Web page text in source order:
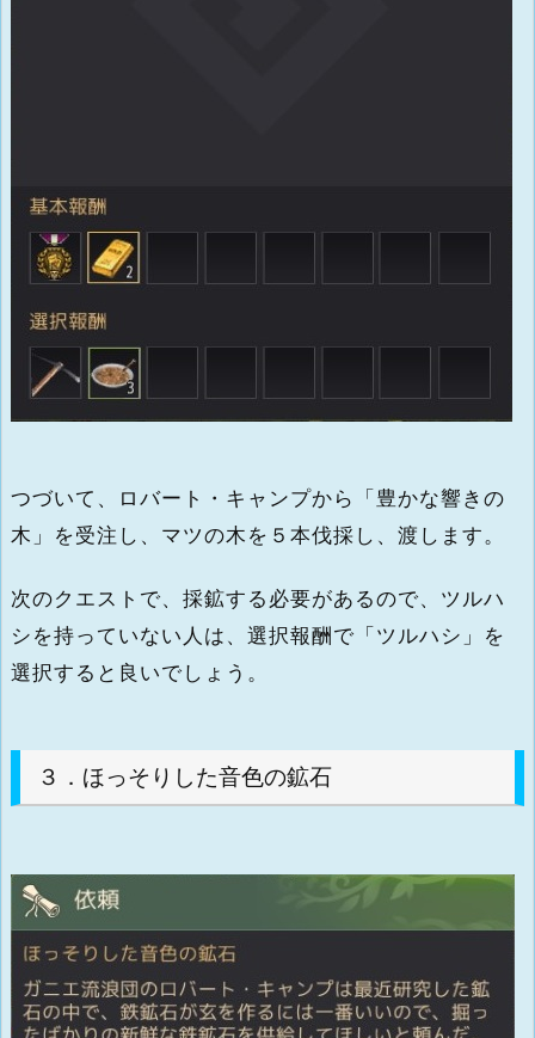
つづいて、ロバート・キャンプから「豊かな響きの
木」を受注し、マツの木を５本伐採し、渡します。
次のクエストで、採鉱する必要があるので、ツルハ
シを持っていない人は、選択報酬で「ツルハシ」を
選択すると良いでしょう。
３．ほっそりした音色の鉱石